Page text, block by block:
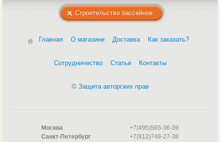
Строительство бассейнов
Главная О магазине Доставка Как заказать?
Сотрудничество Статьи Контакты
© Защита авторских прав
Москва
+7(495)565-36-39
Санкт-Петербург
+7(812)748-27-38